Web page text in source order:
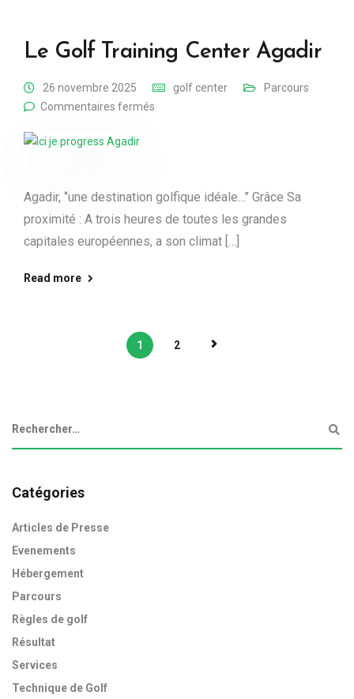
Le Golf Training Center Agadir
26 novembre 2025 golf center
Parcours
Commentaires fermés
Agadir, ‘’une destination golfique idéale…’’ Grâce Sa
proximité : A trois heures de toutes les grandes
capitales européennes, a son climat […]
Read more
1 2
Catégories
Articles de Presse
Evenements
Hébergement
Parcours
Règles de golf
Résultat
Services
Technique de Golf